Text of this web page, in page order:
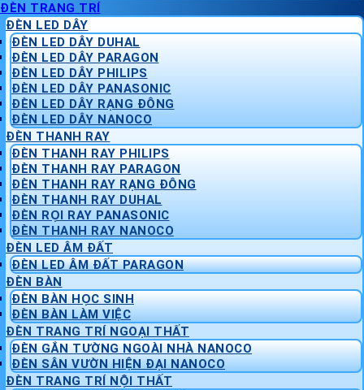
ĐÈN TRANG TRÍ
ĐÈN LED DÂY
ĐÈN LED DÂY DUHAL
ĐÈN LED DÂY PARAGON
ĐÈN LED DÂY PHILIPS
ĐÈN LED DÂY PANASONIC
ĐÈN LED DÂY RẠNG ĐÔNG
ĐÈN LED DÂY NANOCO
ĐÈN THANH RAY
ĐÈN THANH RAY PHILIPS
ĐÈN THANH RAY PARAGON
ĐÈN THANH RAY RẠNG ĐÔNG
ĐÈN THANH RAY DUHAL
ĐÈN RỌI RAY PANASONIC
ĐÈN THANH RAY NANOCO
ĐÈN LED ÂM ĐẤT
ĐÈN LED ÂM ĐẤT PARAGON
ĐÈN BÀN
ĐÈN BÀN HỌC SINH
ĐÈN BÀN LÀM VIỆC
ĐÈN TRANG TRÍ NGOẠI THẤT
ĐÈN GẮN TƯỜNG NGOÀI NHÀ NANOCO
ĐÈN SÂN VƯỜN HIỆN ĐẠI NANOCO
ĐÈN TRANG TRÍ NỘI THẤT